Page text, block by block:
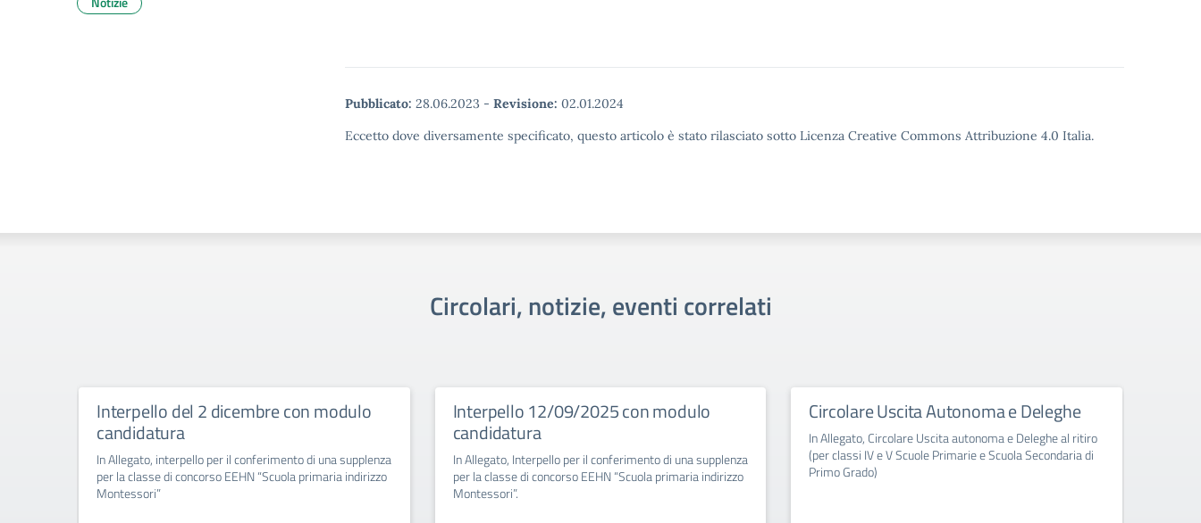
Pubblicato: 28.06.2023 - Revisione: 02.01.2024
Eccetto dove diversamente specificato, questo articolo è stato rilasciato sotto Licenza Creative Commons Attribuzione 4.0 Italia.
Circolari, notizie, eventi correlati
Interpello del 2 dicembre con modulo
candidatura
In Allegato, interpello per il conferimento di una supplenza
per la classe di concorso EEHN “Scuola primaria indirizzo
Montessori”
Interpello 12/09/2025 con modulo
candidatura
In Allegato, Interpello per il conferimento di una supplenza
per la classe di concorso EEHN “Scuola primaria indirizzo
Montessori”.
Circolare Uscita Autonoma e Deleghe
In Allegato, Circolare Uscita autonoma e Deleghe al ritiro
(per classi IV e V Scuole Primarie e Scuola Secondaria di
Primo Grado)